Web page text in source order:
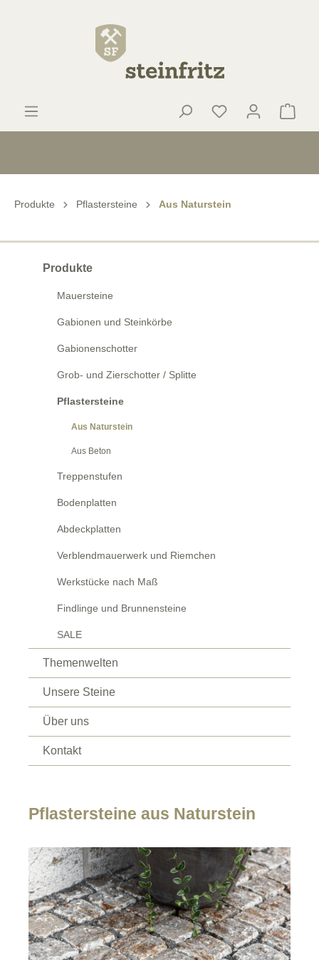
Produkte Pflastersteine Aus Naturstein
Produkte
Mauersteine
Gabionen und Steinkörbe
Gabionenschotter
Grob- und Zierschotter / Splitte
Pflastersteine
Aus Naturstein
Aus Beton
Treppenstufen
Bodenplatten
Abdeckplatten
Verblendmauerwerk und Riemchen
Werkstücke nach Maß
Findlinge und Brunnensteine
SALE
Themenwelten
Unsere Steine
Über uns
Kontakt
Pflastersteine aus Naturstein